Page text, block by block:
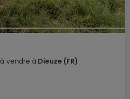
à vendre à Dieuze (FR)